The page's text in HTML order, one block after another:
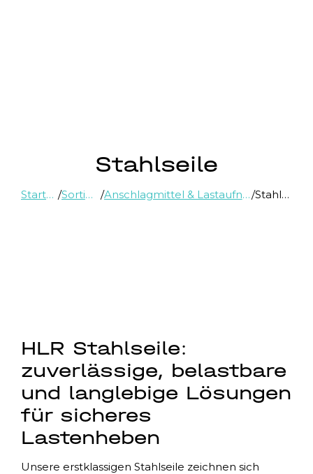
Stahlseile
Startseite / Sortiment / Anschlagmittel & Lastaufnahmemittel/ Stahlseile
HLR Stahlseile:
zuverlässige, belastbare
und langlebige Lösungen
für sicheres
Lastenheben
Unsere erstklassigen Stahlseile zeichnen sich